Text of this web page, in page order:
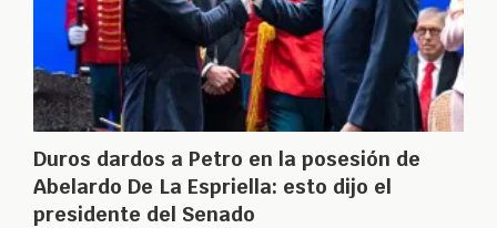
Duros dardos a Petro en la posesión de
Abelardo De La Espriella: esto dijo el
presidente del Senado